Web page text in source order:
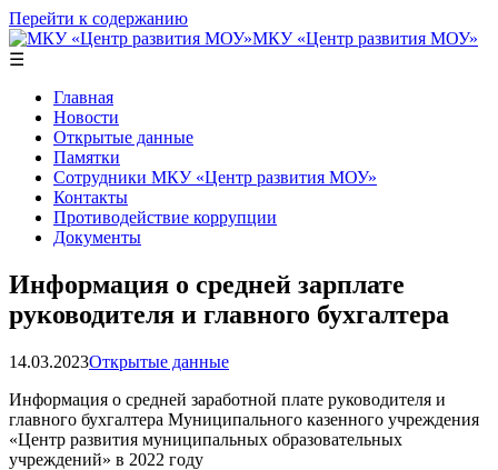
Перейти к содержанию
МКУ «Центр развития МОУ»
☰
Главная
Новости
Открытые данные
Памятки
Сотрудники МКУ «Центр развития МОУ»
Контакты
Противодействие коррупции
Документы
Информация о средней зарплате
руководителя и главного бухгалтера
14.03.2023Открытые данные
Информация о средней заработной плате руководителя и
главного бухгалтера Муниципального казенного учреждения
«Центр развития муниципальных образовательных
учреждений» в 2022 году